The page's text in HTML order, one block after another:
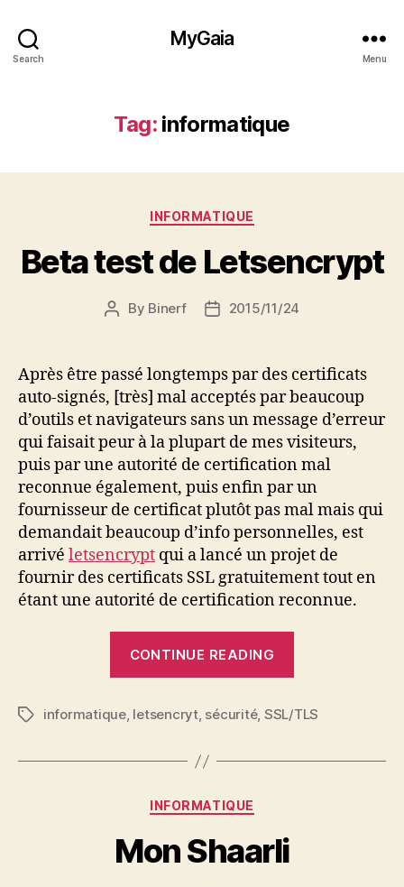
Search
MyGaia
Menu
Tag: informatique
Categories
INFORMATIQUE
Beta test de Letsencrypt
Post
By Binerf
Post2015/11/24
Après être passé longtemps par des certificats
auto-signés, [très] mal acceptés par beaucoup
d’outils et navigateurs sans un message d’erreur
qui faisait peur à la plupart de mes visiteurs,
puis par une autorité de certification mal
reconnue également, puis enfin par un
fournisseur de certificat plutôt pas mal mais qui
demandait beaucoup d’info personnelles, est
arrivé letsencrypt qui a lancé un projet de
fournir des certificats SSL gratuitement tout en
étant une autorité de certification reconnue.
CONTINUE READING
Letsencrypt”
Tagsinformatique, letsencryt, sécurité, SSL/TLS
Categories
INFORMATIQUE
Mon Shaarli